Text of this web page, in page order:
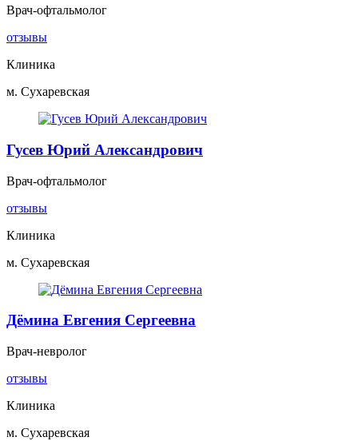
Врач-офтальмолог
отзывы
Клиника
м. Сухаревская
Гусев Юрий Александрович
Врач-офтальмолог
отзывы
Клиника
м. Сухаревская
Дёмина Евгения Сергеевна
Врач-невролог
отзывы
Клиника
м. Сухаревская